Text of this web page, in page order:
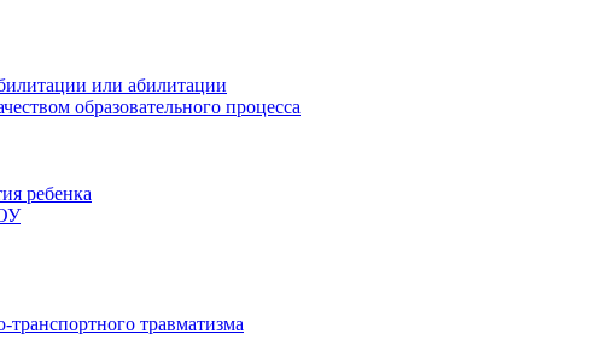
или абилитации
образовательного процесса
ребенка
травматизма